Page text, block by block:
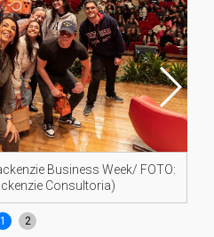
Business Week/ FOTO:
Consultoria)
1 2